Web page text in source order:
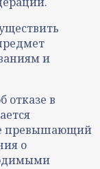
и
отказе в
превышающий
о